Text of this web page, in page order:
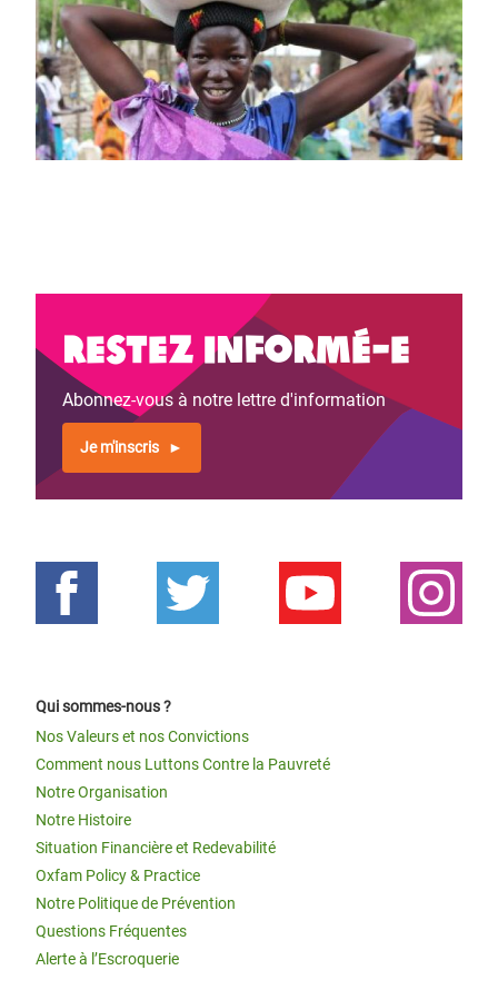
Restez informé-e
Abonnez-vous à notre lettre d'information
Je m'inscris
Qui sommes-nous ?
Nos Valeurs et nos Convictions
Comment nous Luttons Contre la Pauvreté
Notre Organisation
Notre Histoire
Situation Financière et Redevabilité
Oxfam Policy & Practice
Notre Politique de Prévention
Questions Fréquentes
Alerte à l’Escroquerie